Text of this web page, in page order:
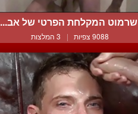
שרמוט המקלחת הפרטי של אב...
9088 צפיות | 3 המלצות